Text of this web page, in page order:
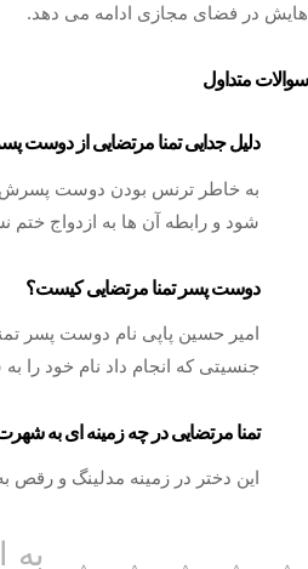
هایش در فضای مجازی ادامه می‌ دهد.
سوالات متداول
دلیل جدایی تمنا مرتضایی از
به خاطر ترنس بودن دوست پسرش
شود و رابطه آن ها به ازدواج ختم
دوست پسر تمنا مرتضایی کیست؟
امیر حسین پاپی نام دوست پسر
جنسیتی که انجام داد نام خود را به
تمنا مرتضایی در چه زمینه ای به
این دختر در زمینه مدلینگ و
به